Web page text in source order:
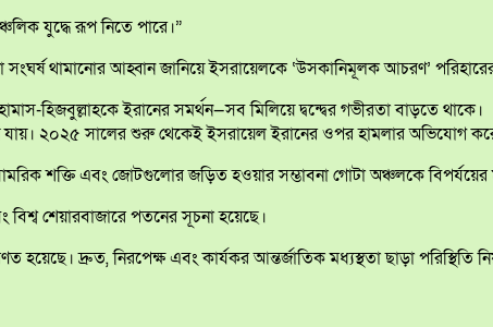
যুদ্ধে রূপ নিতে পারে।”
সংঘর্ষ থামানোর আহ্বান জানিয়ে ইসরায়েলকে ‘উসকানিমূলক আচরণ’
হিজবুল্লাহকে ইরানের সমর্থন—সব মিলিয়ে দ্বন্দ্বের গভীরতা বাড়তে থাকে।
যায়। ২০২৫ সালের শুরু থেকেই ইসরায়েল ইরানের ওপর হামলার অভিযোগ
শক্তি এবং জোটগুলোর জড়িত হওয়ার সম্ভাবনা গোটা অঞ্চলকে
বিশ্ব শেয়ারবাজারে পতনের সূচনা হয়েছে।
হয়েছে। দ্রুত, নিরপেক্ষ এবং কার্যকর আন্তর্জাতিক মধ্যস্থতা ছাড়া পরিস্থিতি